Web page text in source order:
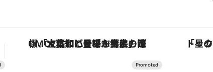
「土佐和ハーブかき氷」がOMO7高知に登場！生姜、山椒、大葉など目にも舌にも涼を呼ぶ郷土の味